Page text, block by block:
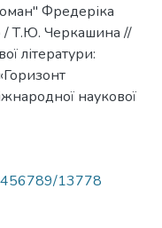
Фредеріка
/ Т.Ю. Черкашина //
літератури:
наукової
13778